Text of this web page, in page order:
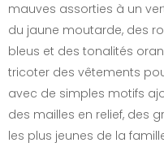
mauves assorties à un
du jaune moutarde, des
bleus et des tonalités
tricoter des vêtements
avec de simples motifs
des mailles en relief, des
les plus jeunes de la